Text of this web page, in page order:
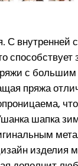
С внутренней
способствует
с
пряжа
шапка
Дизайн